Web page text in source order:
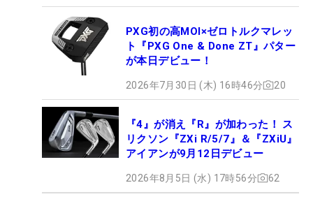
PXG初の高MOI×ゼロトルクマレッ
ト『PXG One & Done ZT』パター
が本日デビュー！
2026年7月30日 (木) 16時46分 20
『4』が消え『R』が加わった！ ス
リクソン『ZXi R/5/7』＆『ZXiU』
アイアンが9月12日デビュー
2026年8月5日 (水) 17時56分 62